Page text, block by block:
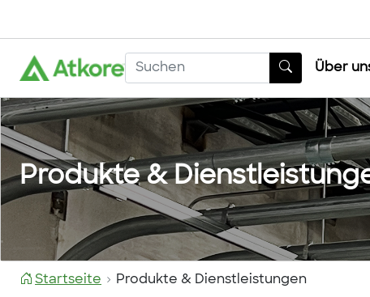
Über
Produkte &
Startseite Produkte & Dienstleistungen